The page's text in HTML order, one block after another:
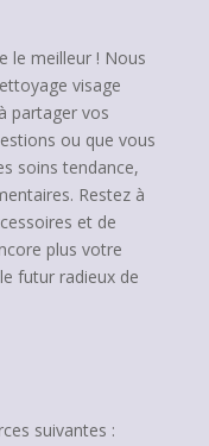
le meilleur ! Nous
visage
partager vos
ou que vous
soins tendance,
Restez à
et de
plus votre
futur radieux de
suivantes :